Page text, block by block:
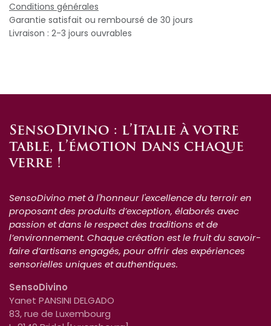
Conditions générales
Garantie satisfait ou remboursé de 30 jours
Livraison : 2-3 jours ouvrables
SensoDivino : l’Italie à votre
table, l’émotion dans chaque
verre !
SensoDivino met à l'honneur l'excellence du terroir en
proposant des produits d’exception, élaborés avec
passion et dans le respect des traditions et de
l’environnement. Chaque création est le fruit du savoir-
faire d’artisans engagés, pour offrir des expériences
sensorielles uniques et authentiques.
SensoDivino
Yanet PANSINI DELGADO
83, rue de Luxembourg